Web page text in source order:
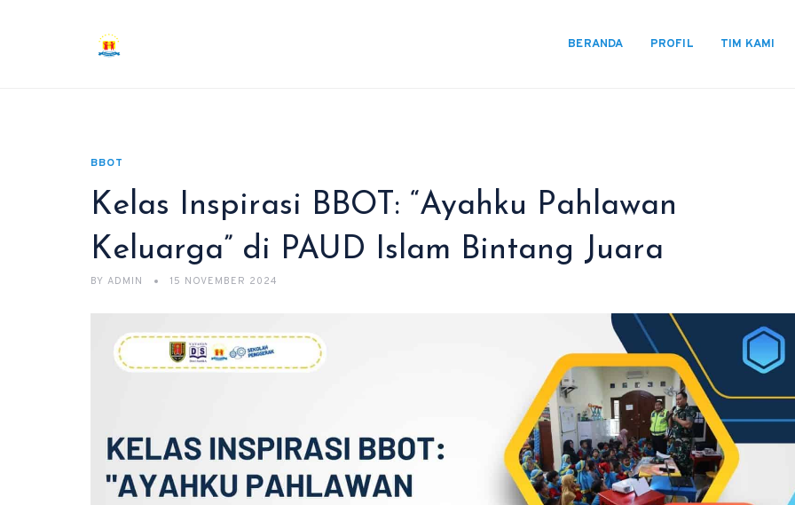
BERANDA PROFIL TIM KAMI
BBOT
Kelas Inspirasi BBOT: “Ayahku Pahlawan
Keluarga” di PAUD Islam Bintang Juara
BY ADMIN 15 NOVEMBER 2024